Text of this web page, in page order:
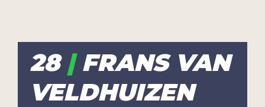
28 |FRANS VAN
VELDHUIZEN